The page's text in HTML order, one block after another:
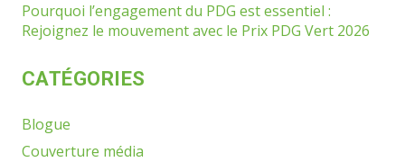
Pourquoi l’engagement du PDG est essentiel :
Rejoignez le mouvement avec le Prix PDG Vert 2026
CATÉGORIES
Blogue
Couverture média